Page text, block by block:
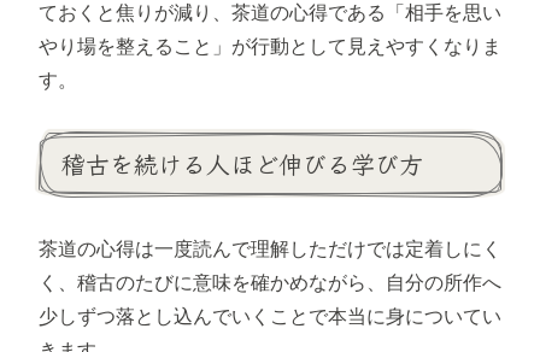
ておくと焦りが減り、茶道の心得である「相手を思い
やり場を整えること」が行動として見えやすくなりま
す。
稽古を続ける人ほど伸びる学び方
茶道の心得は一度読んで理解しただけでは定着しにく
く、稽古のたびに意味を確かめながら、自分の所作へ
少しずつ落とし込んでいくことで本当に身についてい